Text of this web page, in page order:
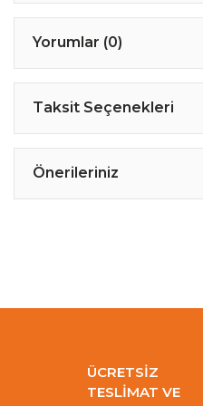
Yorumlar (0)
Taksit Seçenekleri
Önerileriniz
ÜCRETSİZ
TESLİMAT VE